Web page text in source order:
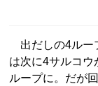
出だしの4ルー
は次に4サルコ
ループに。だが